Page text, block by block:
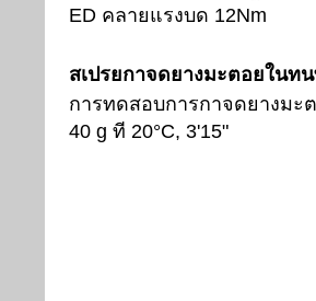
ED คลายแรงบด 12Nm
สเปรยกาจดยางมะตอยในท
การทดสอบการกาจดยางมะ
40 g ที 20°C, 3'15"